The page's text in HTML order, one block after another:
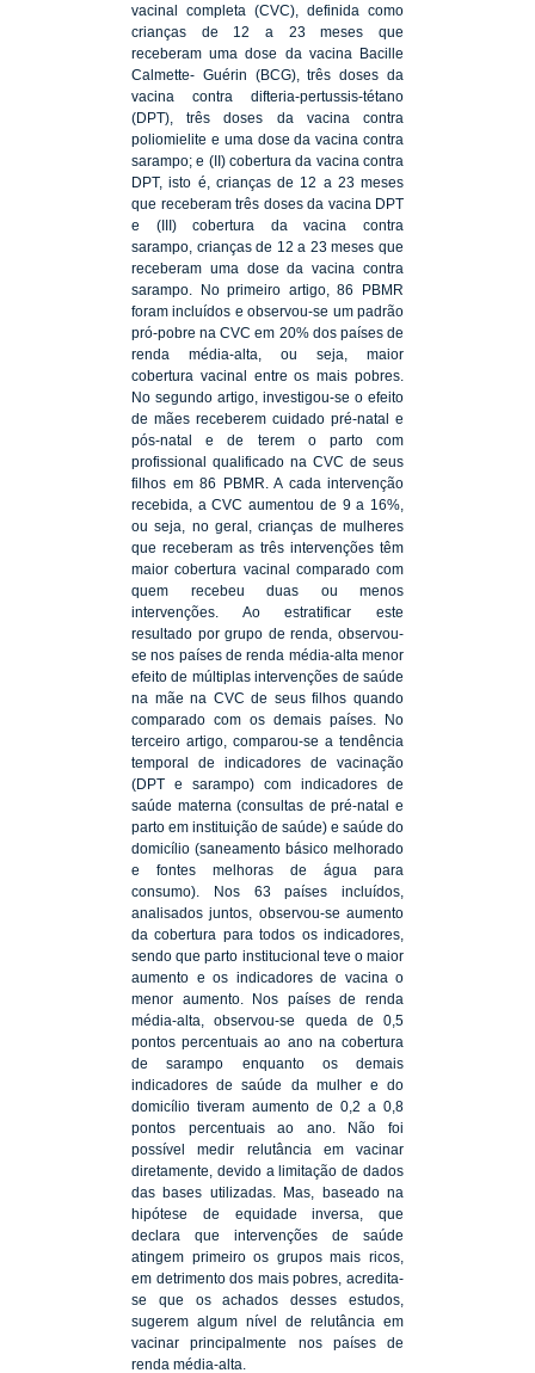
vacinal completa (CVC), definida como
crianças de 12 a 23 meses que
receberam uma dose da vacina Bacille
Calmette- Guérin (BCG), três doses da
vacina contra difteria-pertussis-tétano
(DPT), três doses da vacina contra
poliomielite e uma dose da vacina contra
sarampo; e (II) cobertura da vacina contra
DPT, isto é, crianças de 12 a 23 meses
que receberam três doses da vacina DPT
e (III) cobertura da vacina contra
sarampo, crianças de 12 a 23 meses que
receberam uma dose da vacina contra
sarampo. No primeiro artigo, 86 PBMR
foram incluídos e observou-se um padrão
pró-pobre na CVC em 20% dos países de
renda média-alta, ou seja, maior
cobertura vacinal entre os mais pobres.
No segundo artigo, investigou-se o efeito
de mães receberem cuidado pré-natal e
pós-natal e de terem o parto com
profissional qualificado na CVC de seus
filhos em 86 PBMR. A cada intervenção
recebida, a CVC aumentou de 9 a 16%,
ou seja, no geral, crianças de mulheres
que receberam as três intervenções têm
maior cobertura vacinal comparado com
quem recebeu duas ou menos
intervenções. Ao estratificar este
resultado por grupo de renda, observou-
se nos países de renda média-alta menor
efeito de múltiplas intervenções de saúde
na mãe na CVC de seus filhos quando
comparado com os demais países. No
terceiro artigo, comparou-se a tendência
temporal de indicadores de vacinação
(DPT e sarampo) com indicadores de
saúde materna (consultas de pré-natal e
parto em instituição de saúde) e saúde do
domicílio (saneamento básico melhorado
e fontes melhoras de água para
consumo). Nos 63 países incluídos,
analisados juntos, observou-se aumento
da cobertura para todos os indicadores,
sendo que parto institucional teve o maior
aumento e os indicadores de vacina o
menor aumento. Nos países de renda
média-alta, observou-se queda de 0,5
pontos percentuais ao ano na cobertura
de sarampo enquanto os demais
indicadores de saúde da mulher e do
domicílio tiveram aumento de 0,2 a 0,8
pontos percentuais ao ano. Não foi
possível medir relutância em vacinar
diretamente, devido a limitação de dados
das bases utilizadas. Mas, baseado na
hipótese de equidade inversa, que
declara que intervenções de saúde
atingem primeiro os grupos mais ricos,
em detrimento dos mais pobres, acredita-
se que os achados desses estudos,
sugerem algum nível de relutância em
vacinar principalmente nos países de
renda média-alta.